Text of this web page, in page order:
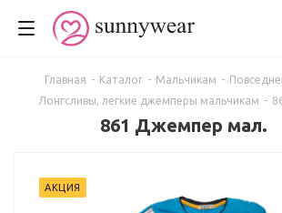
Главная - Каталог - Мальчикам -
Лонгсливы, легкие джемперы мальчикам -
861 Джемпер мал.
АКЦИЯ